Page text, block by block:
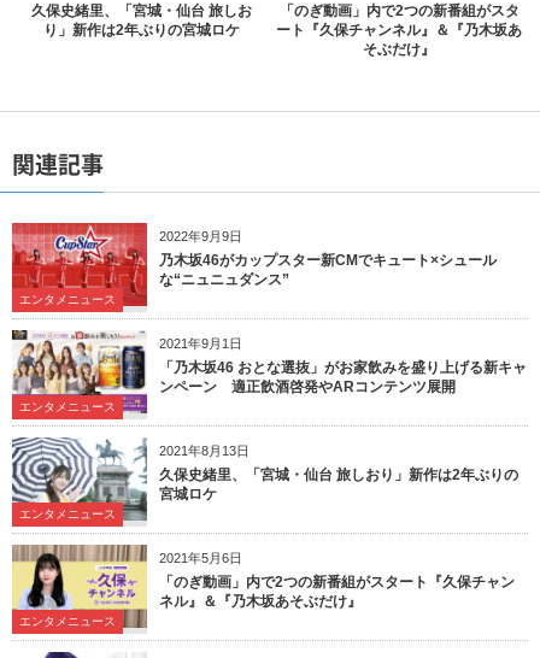
久保史緒里、「宮城・仙台 旅しお
り」新作は2年ぶりの宮城ロケ
「のぎ動画」内で2つの新番組がスタ
ート『久保チャンネル』＆『乃木坂あ
そぶだけ』
関連記事
2022年9月9日
エンタメニュース
乃木坂46がカップスター新CMでキュート×シュール
な“ニュニュダンス”
2021年9月1日
エンタメニュース
「乃木坂46 おとな選抜」がお家飲みを盛り上げる新キャ
ンペーン 適正飲酒啓発やARコンテンツ展開
2021年8月13日
エンタメニュース
久保史緒里、「宮城・仙台 旅しおり」新作は2年ぶりの
宮城ロケ
2021年5月6日
エンタメニュース
「のぎ動画」内で2つの新番組がスタート『久保チャン
ネル』＆『乃木坂あそぶだけ』